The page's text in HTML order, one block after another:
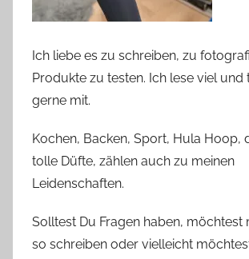
Ich liebe es zu schreiben, zu
Produkte zu testen. Ich lese viel und
gerne mit.
Kochen, Backen, Sport, Hula Hoop,
tolle Düfte, zählen auch zu meinen
Leidenschaften.
Solltest Du Fragen haben, möchtest
so schreiben oder vielleicht